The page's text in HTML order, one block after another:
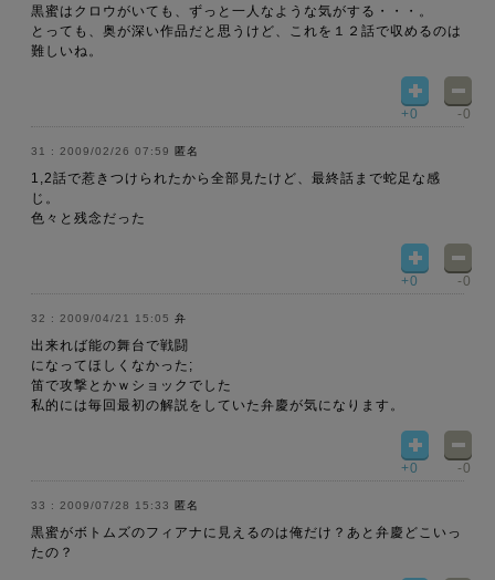
黒蜜はクロウがいても、ずっと一人なような気がする・・・。
とっても、奥が深い作品だと思うけど、これを１２話で収めるのは
難しいね。
+0 -0
2009/02/26 07:59 匿名
1,2話で惹きつけられたから全部見たけど、最終話まで蛇足な感
じ。
色々と残念だった
+0 -0
2009/04/21 15:05 弁
出来れば能の舞台で戦闘
になってほしくなかった;
笛で攻撃とかｗショックでした
私的には毎回最初の解説をしていた弁慶が気になります。
+0 -0
2009/07/28 15:33 匿名
黒蜜がボトムズのフィアナに見えるのは俺だけ？あと弁慶どこいっ
たの？